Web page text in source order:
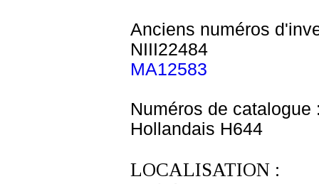
Anciens numéros
NIII22484
MA12583
Numéros de catalogue
Hollandais H644
LOCALISATION :